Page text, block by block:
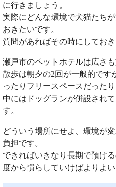
に行きましょう。
実際にどんな環境で犬猫たち
おきたいです。
質問があればその時にしておき
瀬戸市のペットホテルは広さ
散歩は朝夕の2回が一般的です
ったりフリースペースだったり
中にはドッグランが併設され
す。
どういう場所にせよ、環境が
負担です。
できればいきなり長期で預け
度から慣らしていけばよりよい